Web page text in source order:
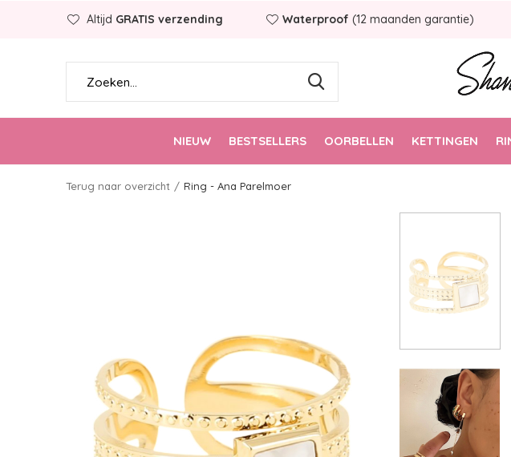
NIEUW BESTSELLERS OORBELLEN KETTINGEN
Altijd GRATIS verzending Waterproof (12 maanden garantie)
Terug naar overzicht Ring - Ana Parelmoer